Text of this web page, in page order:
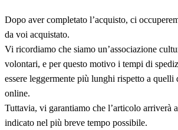
Dopo aver completato l’acquisto, ci
da voi acquistato.
Vi ricordiamo che siamo un’associazione
volontari, e per questo motivo i tempi di
essere leggermente più lunghi rispetto a
online.
Tuttavia, vi garantiamo che l’articolo arriverà
indicato nel più breve tempo possibile.